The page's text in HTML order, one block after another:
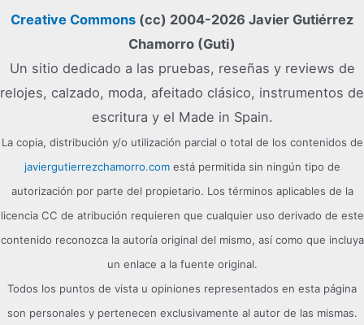
Creative Commons (cc) 2004-2026 Javier Gutiérrez
Chamorro (Guti)
Un sitio dedicado a las pruebas, reseñas y reviews de
relojes, calzado, moda, afeitado clásico, instrumentos de
escritura y el Made in Spain.
La copia, distribución y/o utilización parcial o total de los contenidos de
javiergutierrezchamorro.comestá permitida sin ningún tipo de
autorización por parte del propietario. Los términos aplicables de la
licencia CC de atribución requieren que cualquier uso derivado de este
contenido reconozca la autoría original del mismo, así como que incluya
un enlace a la fuente original.
Todos los puntos de vista u opiniones representados en esta página
son personales y pertenecen exclusivamente al autor de las mismas.